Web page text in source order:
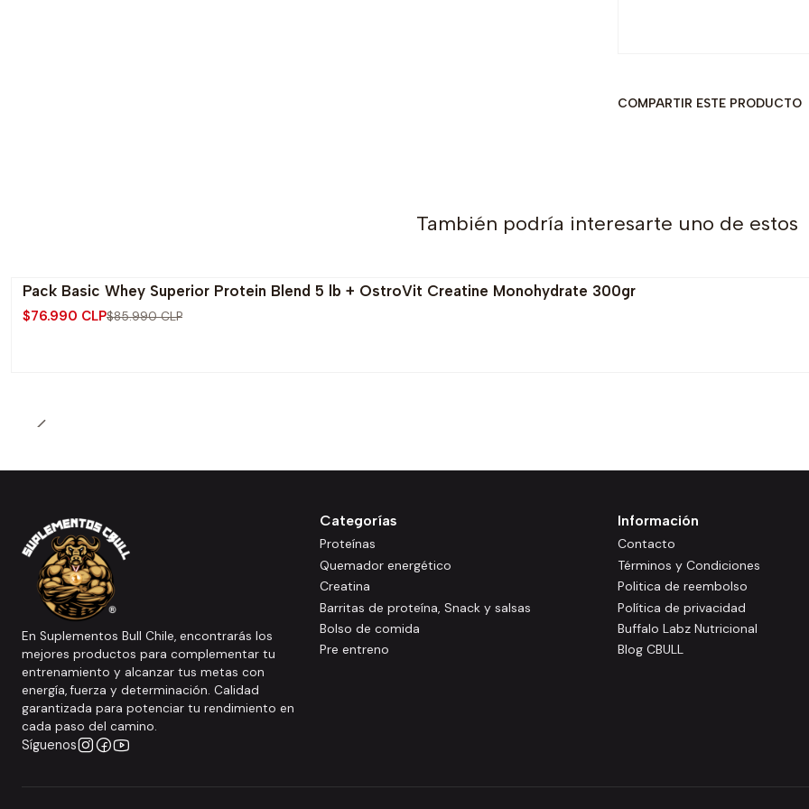
COMPARTIR ESTE PRODUCTO
También podría interesarte uno de estos
-10% OFF
Pack Basic Whey Superior Protein Blend 5 lb + OstroVit Creatine Monohydrate 300gr
$76.990 CLP$85.990 CLP
En Suplementos Bull Chile, encontrarás los
mejores productos para complementar tu
entrenamiento y alcanzar tus metas con
energía, fuerza y determinación. Calidad
garantizada para potenciar tu rendimiento en
cada paso del camino.
Síguenos
Categorías
Proteínas
Quemador energético
Creatina
Barritas de proteína, Snack y salsas
Bolso de comida
Pre entreno
Información
Contacto
Términos y Condiciones
Politica de reembolso
Política de privacidad
Buffalo Labz Nutricional
Blog CBULL